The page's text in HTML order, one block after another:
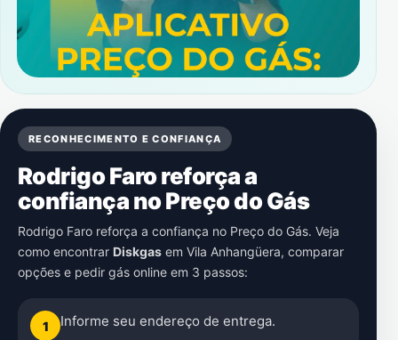
RECONHECIMENTO E CONFIANÇA
Rodrigo Faro reforça a
confiança no Preço do Gás
Rodrigo Faro reforça a confiança no Preço do Gás. Veja
como encontrar Diskgas em Vila Anhangüera, comparar
opções e pedir gás online em 3 passos:
1 Informe seu endereço de entrega.